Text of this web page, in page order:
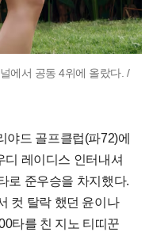
에서 공동 4위에 올랐다. /
야드 골프클럽(파72)에
디 레이디스 인터내셔
로 준우승을 차지했다.
컷 탈락 했던 윤이나
타를 친 지노 티띠꾼